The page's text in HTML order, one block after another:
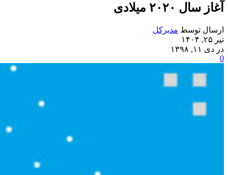
آغاز سال ۲۰۲۰ میلادی
ارسال توسط مدیرکل
تیر ۲۵, ۱۴۰۴
در دی ۱۱, ۱۳۹۸
0